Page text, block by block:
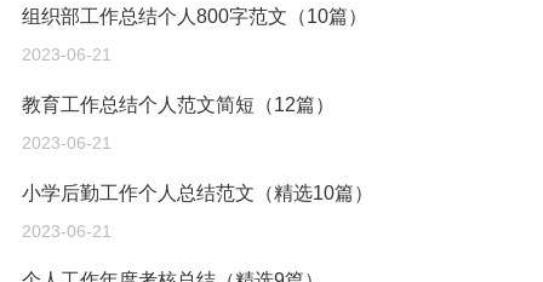
组织部工作总结个人800字范文（10篇）
2023-06-21
教育工作总结个人范文简短（12篇）
2023-06-21
小学后勤工作个人总结范文（精选10篇）
2023-06-21